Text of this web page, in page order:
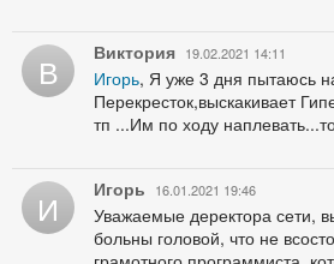
В Виктория 19.02.2021 14:11
Игорь, Я уже 3 дня пытаюсь
Перекресток,выскакивает
тп ...Им по ходу
И Игорь 16.01.2021 19:46
Уважаемые деректора сети,
больны головой, что не